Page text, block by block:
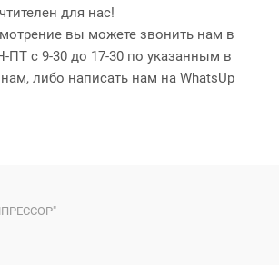
для нас!
вы можете звонить нам в
ПТ с 9-30 до 17-30 по указанным в
либо написать нам на WhatsUp